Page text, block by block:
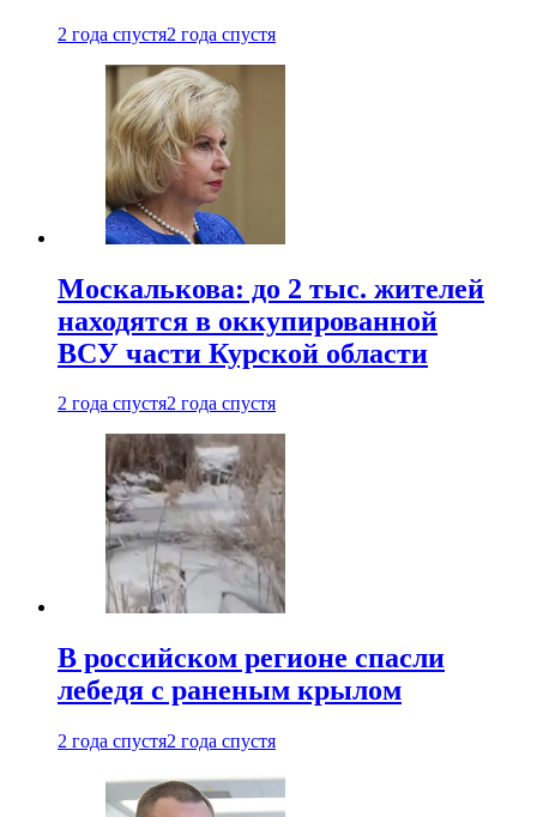
2 года спустя2 года спустя
Москалькова: до 2 тыс. жителей
находятся в оккупированной
ВСУ части Курской области
2 года спустя2 года спустя
В российском регионе спасли
лебедя с раненым крылом
2 года спустя2 года спустя